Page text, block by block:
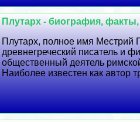
Плутарх - биография,
Плутарх, полное имя Местрий
древнегреческий писатель и
общественный деятель
Наиболее известен как автор